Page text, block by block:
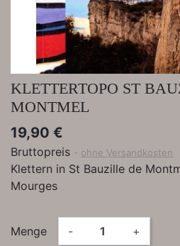
KLETTERTOPO ST
MONTMEL
19,90 €
Bruttopreis ohne Versandkosten
Klettern in St Bauzille de
Mourges
Menge - +